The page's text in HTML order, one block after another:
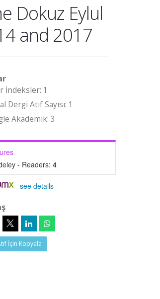
Dokuz Eylul
and 2017
İndeksler: 1
Dergi Atıf Sayısı: 1
Akademik: 3
- Readers: 4
-see details
İçin Kopyala